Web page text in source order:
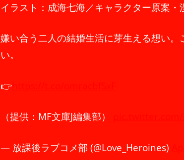
イラスト：成海七海／キャラクター原案・
嫌い合う二人の結婚生活に芽生える想い
い。
👉
（提供：MF文庫J編集部）
— 放課後ラブコメ部 (@Love_Heroines)